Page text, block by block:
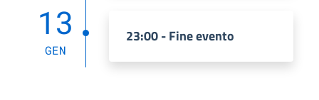
13
GEN
23:00 - Fine evento